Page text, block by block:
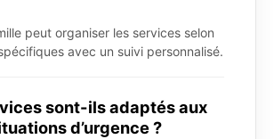
peut organiser les services selon
avec un suivi personnalisé.
sont-ils adaptés aux
d’urgence ?